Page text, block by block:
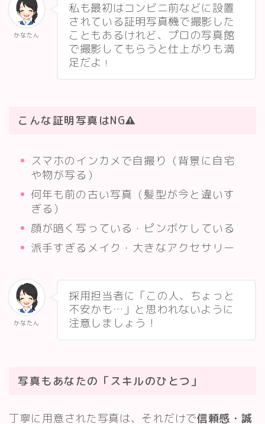
かなたん
私も最初はコンビニ前などに設置
されている証明写真機で撮影した
こともあるけれど、プロの写真館
で撮影してもらうと仕上がりも満
足だよ ！
こんな証明写真はNG
スマホのインカメで自撮り（背景に自宅
や物が写る）
何年も前の古い写真（髪型が今と違いす
ぎる）
顔が暗く写っている・ピンボケしている
派手すぎるメイク・大きなアクセサリー
かなたん
採用担当者に「この人、ちょっと
不安かも…」と思われないように
注意しましょう！
写真もあなたの「スキルのひとつ」
丁寧に用意された写真は、それだけで信頼感・誠